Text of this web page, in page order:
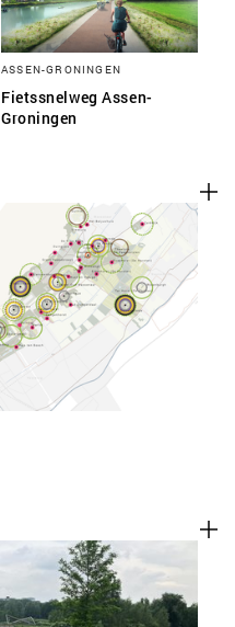
ASSEN-GRONINGEN
Fietssnelweg Assen-
Groningen